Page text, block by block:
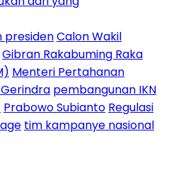
presidenCalon Wakil
Gibran Rakabuming Raka
Menteri Pertahanan
pembangunan IKN
Prabowo Subianto Regulasi
tim kampanye nasional